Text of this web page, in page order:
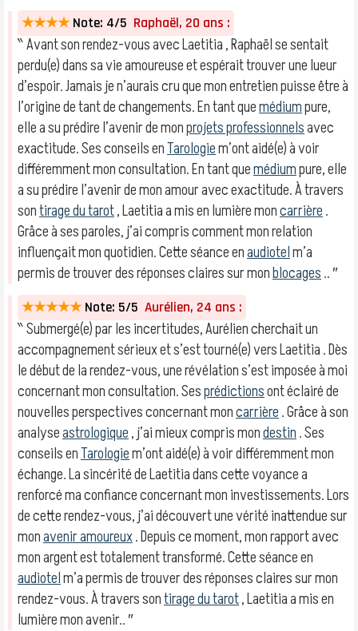
★★★★ Note: 4/5 Raphaël, 20 ans :
‶ Avant son rendez-vous avec Laetitia , Raphaël se sentait
perdu(e) dans sa vie amoureuse et espérait trouver une lueur
d’espoir. Jamais je n’aurais cru que mon entretien puisse être à
l’origine de tant de changements. En tant quemédiumpure,
elle a su prédire l’avenir de monprojets professionnelsavec
exactitude. Ses conseils enTarologiem’ont aidé(e) à voir
différemment mon consultation. En tant quemédiumpure, elle
a su prédire l’avenir de mon amour avec exactitude. À travers
sontirage du tarot, Laetitia a mis en lumière moncarrière.
Grâce à ses paroles, j’ai compris comment mon relation
influençait mon quotidien. Cette séance enaudiotelm’a
permis de trouver des réponses claires sur monblocages.. ″
★★★★★ Note: 5/5 Aurélien, 24 ans :
‶ Submergé(e) par les incertitudes, Aurélien cherchait un
accompagnement sérieux et s’est tourné(e) vers Laetitia . Dès
le début de la rendez-vous, une révélation s’est imposée à moi
concernant mon consultation. Sesprédictionsont éclairé de
nouvelles perspectives concernant moncarrière. Grâce à son
analyseastrologique, j’ai mieux compris mondestin. Ses
conseils enTarologiem’ont aidé(e) à voir différemment mon
échange. La sincérité de Laetitia dans cette voyance a
renforcé ma confiance concernant mon investissements. Lors
de cette rendez-vous, j’ai découvert une vérité inattendue sur
monavenir amoureux. Depuis ce moment, mon rapport avec
mon argent est totalement transformé. Cette séance en
audiotelm’a permis de trouver des réponses claires sur mon
rendez-vous. À travers sontirage du tarot, Laetitia a mis en
lumière mon avenir.. ″